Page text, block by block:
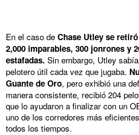
En el caso de Chase Utley se
2,000 imparables, 300 jonrones y
estafadas. Sin embargo, Utley
pelotero útil cada vez que jugaba.
Guante de Oro, pero exhibió una
manera consistente, recibió 204
que lo ayudaron a finalizar con un
uno de los corredores más
todos los tiempos.